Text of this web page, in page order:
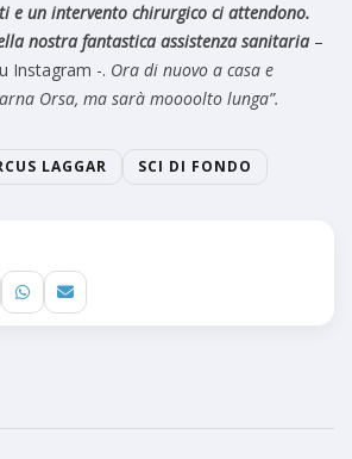
e un intervento chirurgico ci attendono.
nostra fantastica assistenza sanitaria –
Instagram -. Ora di nuovo a casa e
Orsa, ma sarà moooolto lunga”.
LAGGAR SCI DI FONDO